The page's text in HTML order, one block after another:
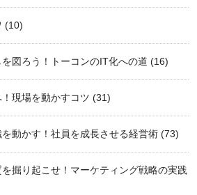
(10)
図ろう！トーコンのIT化への道 (16)
現場を動かすコツ (31)
動かす！社員を成長させる経営術 (73)
掘り起こせ！マーケティング戦略の実践